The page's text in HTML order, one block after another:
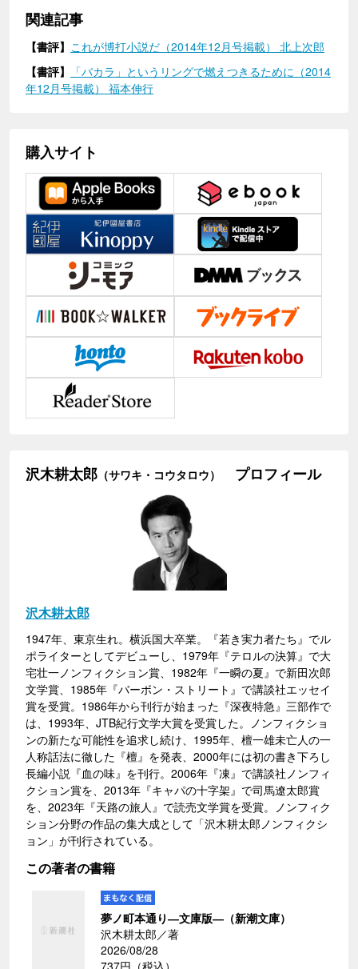
関連記事
【書評】 これが博打小説だ（2014年12月号掲載） 北上次郎
【書評】
「バカラ」というリングで燃えつきるために（2014
年12月号掲載） 福本伸行
購入サイト
沢木耕太郎 （サワキ・コウタロウ） プロフィール
沢木耕太郎
1947年、東京生れ。横浜国大卒業。『若き実力者たち』でル
ポライターとしてデビューし、1979年『テロルの決算』で大
宅壮一ノンフィクション賞、1982年『一瞬の夏』で新田次郎
文学賞、1985年『バーボン・ストリート』で講談社エッセイ
賞を受賞。1986年から刊行が始まった『深夜特急』三部作で
は、1993年、JTB紀行文学大賞を受賞した。ノンフィクショ
ンの新たな可能性を追求し続け、1995年、檀一雄未亡人の一
人称話法に徹した『檀』を発表、2000年には初の書き下ろし
長編小説『血の味』を刊行。2006年『凍』で講談社ノンフィ
クション賞を、2013年『キャパの十字架』で司馬遼太郎賞
を、2023年『天路の旅人』で読売文学賞を受賞。ノンフィク
ション分野の作品の集大成として「沢木耕太郎ノンフィクシ
ョン」が刊行されている。
この著者の書籍
夢ノ町本通り―文庫版―（新潮文庫）
沢木耕太郎／著
2026/08/28
737円（税込）